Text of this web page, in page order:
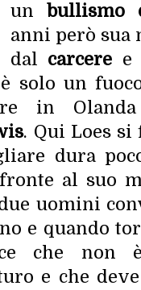
un bullismo
anni però sua
dal carcere e
solo un
in
. Qui Loes
dura
al suo
uomini
e quando
che non
e che